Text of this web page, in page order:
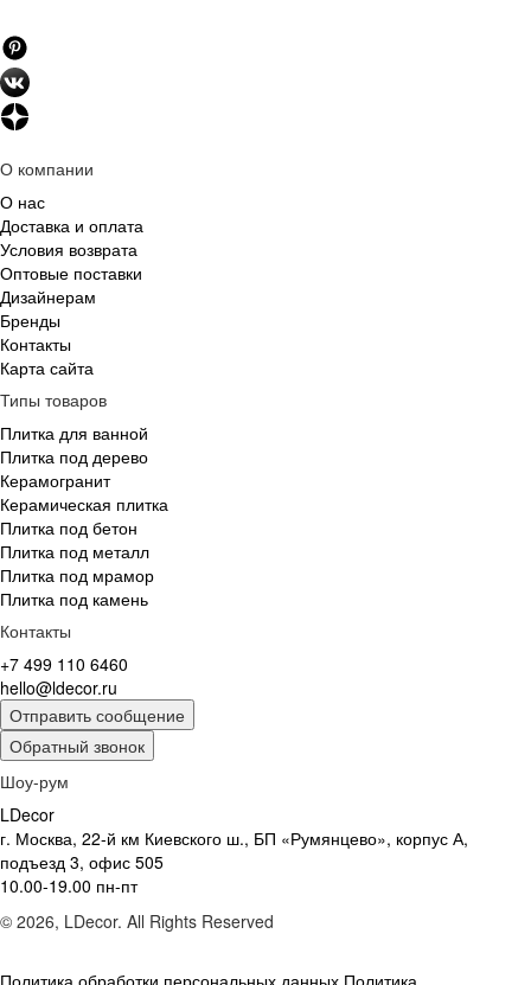
О компании
О нас
Доставка и оплата
Условия возврата
Оптовые поставки
Дизайнерам
Бренды
Контакты
Карта сайта
Типы товаров
Плитка для ванной
Плитка под дерево
Керамогранит
Керамическая плитка
Плитка под бетон
Плитка под металл
Плитка под мрамор
Плитка под камень
Контакты
+7 499 110 6460
hello@ldecor.ru
Отправить сообщение
Обратный звонок
Шоу-рум
LDecor
г. Москва, 22-й км Киевского ш., БП «Румянцево», корпус А,
подъезд 3, офис 505
10.00-19.00 пн-пт
© 2026, LDecor. All Rights Reserved
Политика обработки персональных данных Политика